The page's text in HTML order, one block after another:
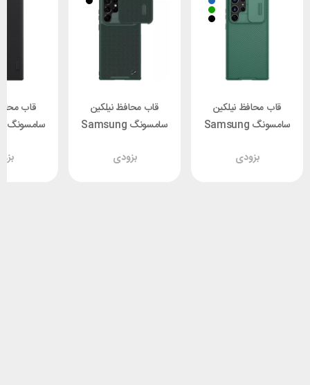
قاب محافظ نیلکین
سامسونگ Samsung
CamShield Pro
بزودی
قاب محافظ نیلکین
سامسونگ Samsung
Textured S Cover
بزودی
قاب
Pro